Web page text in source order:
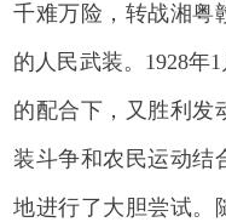
千难万险，转战湘粤
的人民武装。1928年
的配合下，又胜利发
装斗争和农民运动结
地进行了大胆尝试。